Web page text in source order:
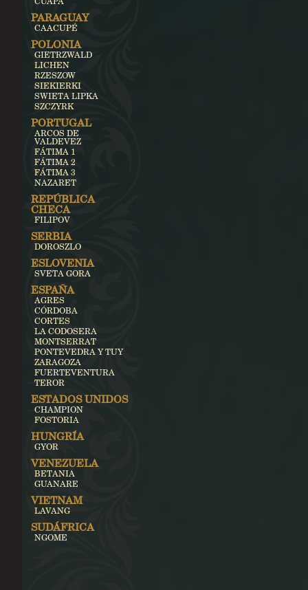
PARAGUAY
CAACUPÉ
POLONIA
GIETRZWALD
LICHEN
RZESZOW
SIEKIERKI
SWIETA LIPKA
SZCZYRK
PORTUGAL
ARCOS DE
VALDEVEZ
FÁTIMA 1
FÁTIMA 2
FÁTIMA 3
NAZARET
REPÚBLICA
CHECA
FILIPOV
SERBIA
DOROSZLO
ESLOVENIA
SVETA GORA
ESPAÑA
AGRES
CÓRDOBA
CORTES
LA CODOSERA
MONTSERRAT
PONTEVEDRA Y TUY
ZARAGOZA
FUERTEVENTURA
TEROR
ESTADOS UNIDOS
CHAMPION
FOSTORIA
HUNGRÍA
GYOR
VENEZUELA
BETANIA
GUANARE
VIETNAM
LAVANG
SUDÁFRICA
NGOME